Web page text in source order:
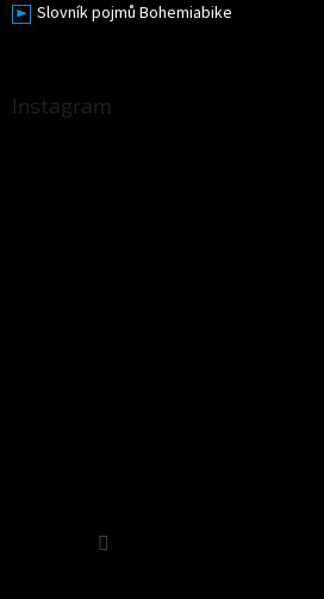
Slovník pojmů Bohemiabike
Instagram